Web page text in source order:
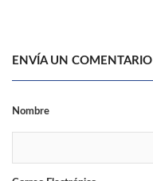
ENVÍA UN COMENTARIO
Nombre